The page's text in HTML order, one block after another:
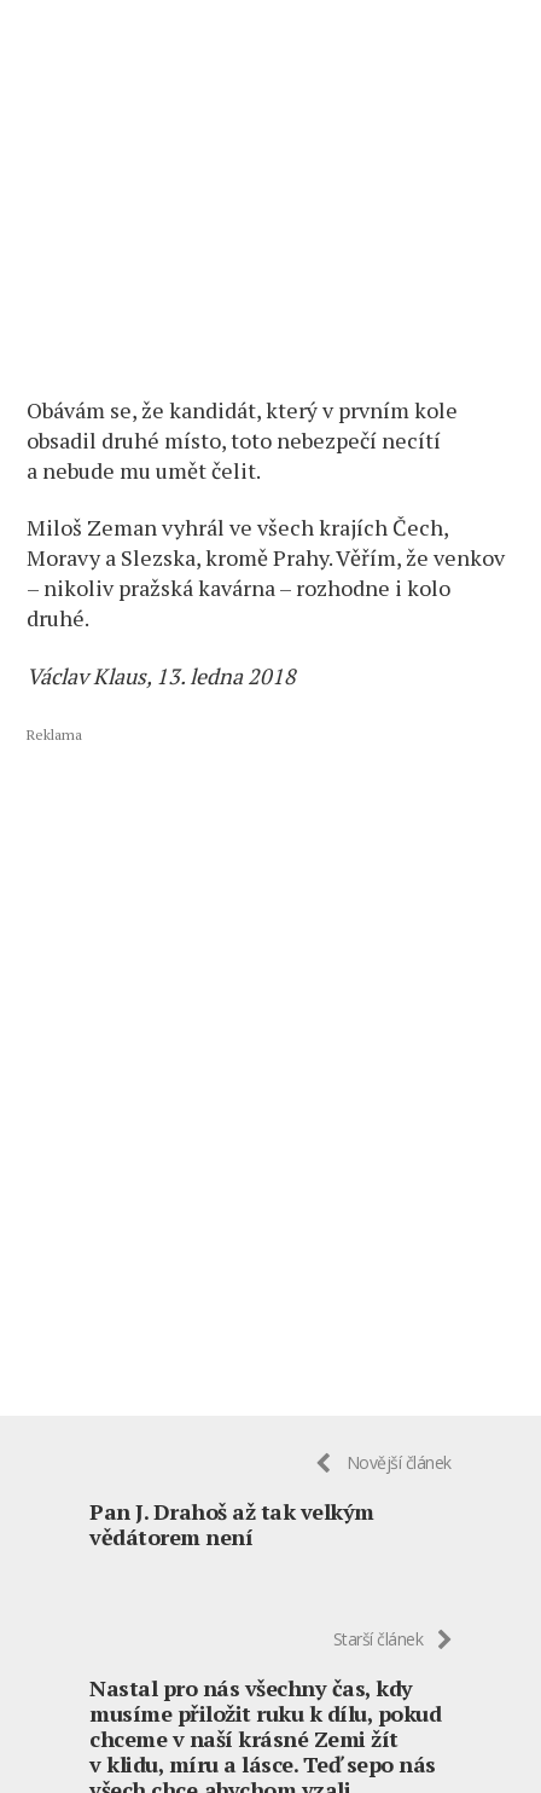
Obávám se, že kandidát, který v prvním kole
obsadil druhé místo, toto nebezpečí necítí
a nebude mu umět čelit.
Miloš Zeman vyhrál ve všech krajích Čech,
Moravy a Slezska, kromě Prahy. Věřím, že venkov
– nikoliv pražská kavárna – rozhodne i kolo
druhé.
Václav Klaus, 13. ledna 2018
Reklama
Novější článek
Pan J. Drahoš až tak velkým
vědátorem není
Starší článek
Nastal pro nás všechny čas, kdy
musíme přiložit ruku k dílu, pokud
chceme v naší krásné Zemi žít
v klidu, míru a lásce. Teď sepo nás